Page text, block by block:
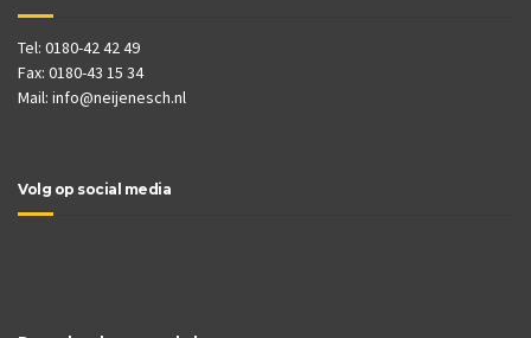
Tel: 0180-42 42 49
Fax: 0180-43 15 34
Mail: info@neijenesch.nl
Volg op social media